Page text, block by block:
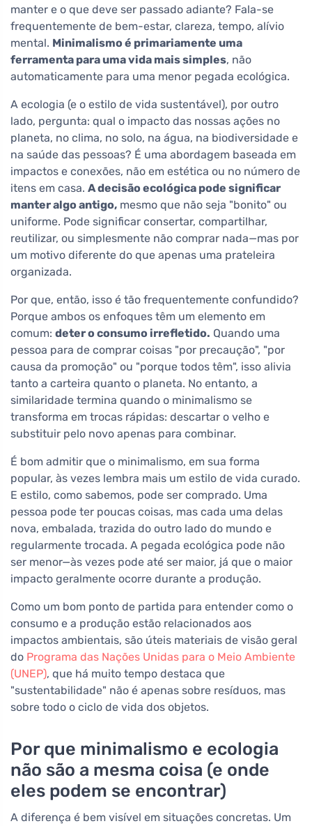
manter e o que deve ser passado adiante? Fala-se
frequentemente de bem-estar, clareza, tempo, alívio
mental. Minimalismo é primariamente uma
ferramenta para uma vida mais simples, não
automaticamente para uma menor pegada ecológica.
A ecologia (e o estilo de vida sustentável), por outro
lado, pergunta: qual o impacto das nossas ações no
planeta, no clima, no solo, na água, na biodiversidade e
na saúde das pessoas? É uma abordagem baseada em
impactos e conexões, não em estética ou no número de
itens em casa. A decisão ecológica pode significar
manter algo antigo, mesmo que não seja "bonito" ou
uniforme. Pode significar consertar, compartilhar,
reutilizar, ou simplesmente não comprar nada—mas por
um motivo diferente do que apenas uma prateleira
organizada.
Por que, então, isso é tão frequentemente confundido?
Porque ambos os enfoques têm um elemento em
comum: deter o consumo irrefletido. Quando uma
pessoa para de comprar coisas "por precaução", "por
causa da promoção" ou "porque todos têm", isso alivia
tanto a carteira quanto o planeta. No entanto, a
similaridade termina quando o minimalismo se
transforma em trocas rápidas: descartar o velho e
substituir pelo novo apenas para combinar.
É bom admitir que o minimalismo, em sua forma
popular, às vezes lembra mais um estilo de vida curado.
E estilo, como sabemos, pode ser comprado. Uma
pessoa pode ter poucas coisas, mas cada uma delas
nova, embalada, trazida do outro lado do mundo e
regularmente trocada. A pegada ecológica pode não
ser menor—às vezes pode até ser maior, já que o maior
impacto geralmente ocorre durante a produção.
Como um bom ponto de partida para entender como o
consumo e a produção estão relacionados aos
impactos ambientais, são úteis materiais de visão geral
do Programa das Nações Unidas para o Meio Ambiente
(UNEP), que há muito tempo destaca que
"sustentabilidade" não é apenas sobre resíduos, mas
sobre todo o ciclo de vida dos objetos.
Por que minimalismo e ecologia
não são a mesma coisa (e onde
eles podem se encontrar)
A diferença é bem visível em situações concretas. Um